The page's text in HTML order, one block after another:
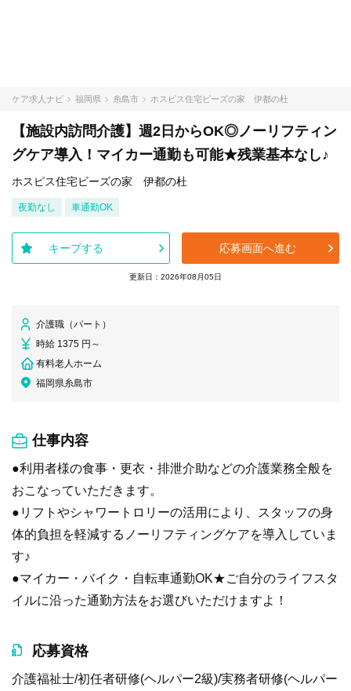
ケア求人ナビ 福岡県 糸島市 ホスピス住宅ビーズの家 伊都の杜
【施設内訪問介護】週2日からOK◎ノーリフティン
グケア導入！マイカー通勤も可能★残業基本なし♪
ホスピス住宅ビーズの家 伊都の杜
夜勤なし 車通勤OK
キープする 応募画面へ進む
更新日：2026年08月05日
介護職（パート）
時給 1375 円～
有料老人ホーム
福岡県糸島市
仕事内容
●利用者様の食事・更衣・排泄介助などの介護業務全般を
おこなっていただきます。
●リフトやシャワートロリーの活用により、スタッフの身
体的負担を軽減するノーリフティングケアを導入していま
す♪
●マイカー・バイク・自転車通勤OK★ご自分のライフスタ
イルに沿った通勤方法をお選びいただけますよ！
応募資格
介護福祉士/初任者研修(ヘルパー2級)/実務者研修(ヘルパー